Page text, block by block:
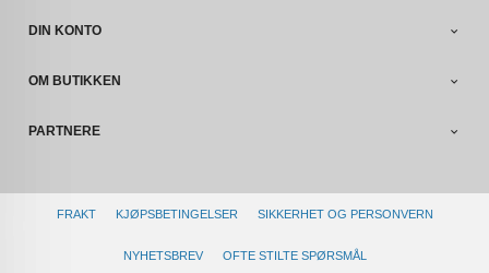
DIN KONTO
OM BUTIKKEN
PARTNERE
FRAKT KJØPSBETINGELSER SIKKERHET OG PERSONVERN
NYHETSBREV OFTE STILTE SPØRSMÅL